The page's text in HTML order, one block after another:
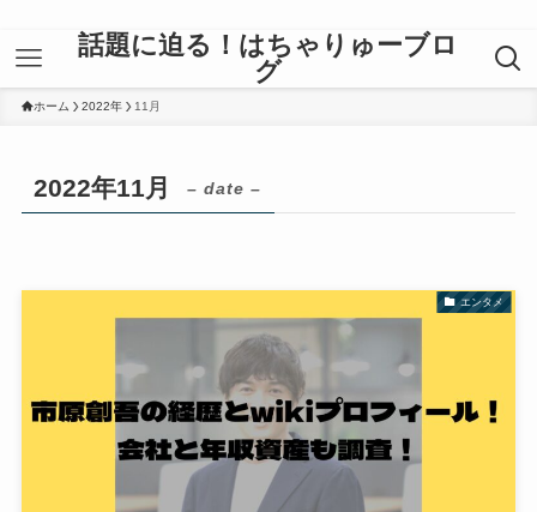
話題に迫る！はちゃりゅーブロ
グ
ホーム 2022年 11月
2022年11月 – date –
エンタメ